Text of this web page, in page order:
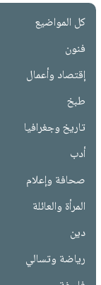
كل المواضيع
فنون
إقتصاد وأعمال
طبخ
تاريخ وجغرافيا
أدب
صحافة وإعلام
المرأة والعائلة
دين
رياضة وتسالي